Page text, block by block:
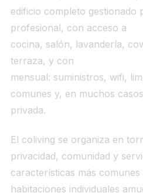
edificio completo gestionado
profesional, con acceso a
cocina, salón, lavandería,
terraza, y con
mensual: suministros, wifi,
comunes y, en muchos
privada.
El coliving se organiza en
privacidad, comunidad y
características más
habitaciones individuales